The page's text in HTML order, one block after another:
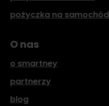
pożyczka na samochód
O nas
o smartney
partnerzy
blog